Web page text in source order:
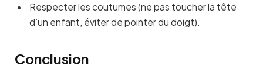
Respecter les coutumes (ne pas toucher la tête
d’un enfant, éviter de pointer du doigt).
Conclusion